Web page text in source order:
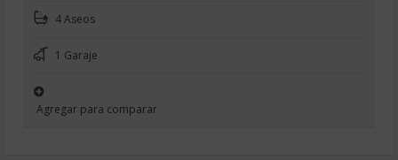
4 Aseos
1 Garaje
Agregar para comparar